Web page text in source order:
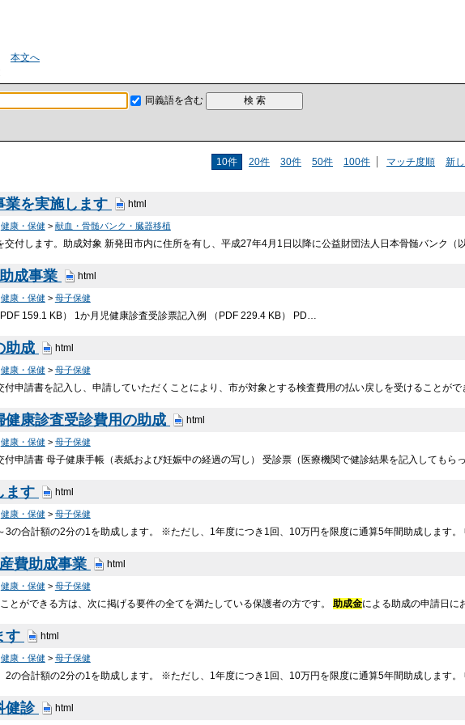
本文へ
同義語を含む
10件 20件 30件 50件 100件 マッチ度順 新
業を実施します html
健康・保健 > 献血・骨髄バンク・臓器移植
交付します。助成対象 新発田市内に住所を有し、平成27年4月1日以降に公益財団法人日本骨髄バンク（
成事業 html
健康・保健 > 母子保健
159.1 KB） 1か月児健康診査受診票記入例 （PDF 229.4 KB） PD…
助成 html
健康・保健 > 母子保健
付申請書を記入し、申請していただくことにより、市が対象とする検査費用の払い戻しを受けることが
健康診査受診費用の助成 html
健康・保健 > 母子保健
付申請書 母子健康手帳（表紙および妊娠中の経過の写し） 受診票（医療機関で健診結果を記入してもら
ます html
健康・保健 > 母子保健
3の合計額の2分の1を助成します。 ※ただし、1年度につき1回、10万円を限度に通算5年間助成します。
費助成事業 html
健康・保健 > 母子保健
とができる方は、次に掲げる要件の全てを満たしている保護者の方です。 助成金による助成の申請日に
す html
健康・保健 > 母子保健
2の合計額の2分の1を助成します。 ※ただし、1年度につき1回、10万円を限度に通算5年間助成します。
健診 html